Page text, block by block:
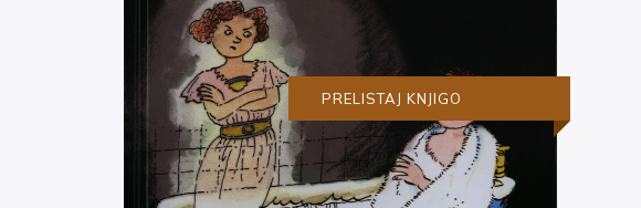
PRELISTAJ KNJIGO